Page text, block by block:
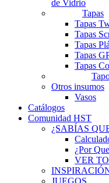
de Vidrio
Tapas
Tapas
Tapas
Tapas
Tapas
Tapas
Otros insumos
Vasos
Catálogos
Comunidad HST
¿SABÍAS
¿Por
VER